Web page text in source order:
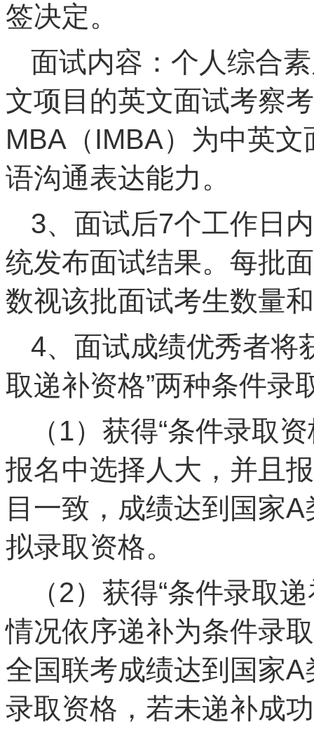
签决定。
面试内容：个人综合
文项目的英文面试考察
MBA（IMBA）为中英
语沟通表达能力。
3、面试后7个工作日
统发布面试结果。每批
数视该批面试考生数量
4、面试成绩优秀者将
取递补资格”两种条件录
（1）获得“条件录取
报名中选择人大，并且
目一致，成绩达到国家
拟录取资格。
（2）获得“条件录取
情况依序递补为条件录
全国联考成绩达到国家
录取资格，若未递补成